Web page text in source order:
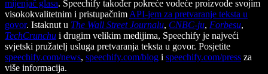
mijenjač glasa. Speechify također pokreće vodeće proizvode svojim
visokokvalitetnim i pristupačnim API-jem za pretvaranje teksta u
govor. Istaknut u The Wall Street Journalu, CNBC-ju, Forbesu,
TechCrunchu i drugim velikim medijima, Speechify je najveći
svjetski pružatelj usluga pretvaranja teksta u govor. Posjetite
speechify.com/news, speechify.com/blog i speechify.com/press za
više informacija.